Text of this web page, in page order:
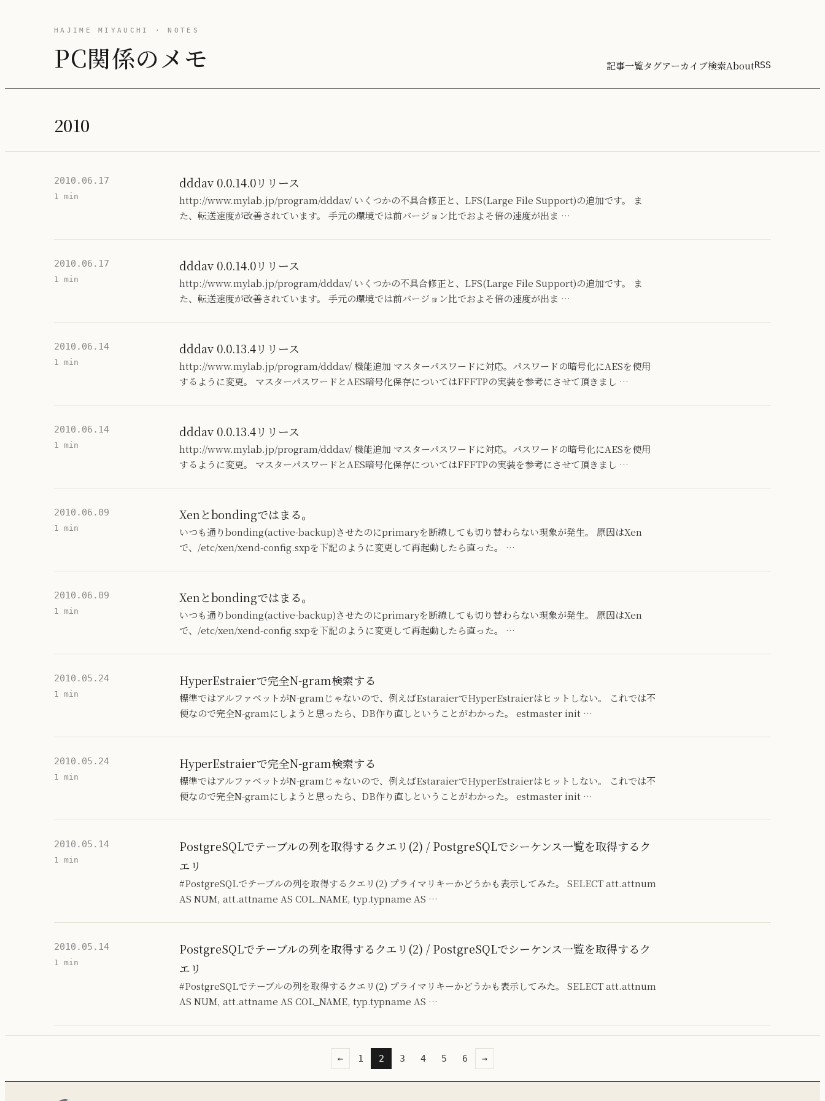
HAJIME MIYAUCHI · NOTES
PC関係のメモ 記事一覧タグアーカイブ検索AboutRSS
2010
2010.06.17
1 min
dddav 0.0.14.0リリース
http://www.mylab.jp/program/dddav/ いくつかの不具合修正と、LFS(Large File Support)の追加です。 ま
た、転送速度が改善されています。 手元の環境では前バージョン比でおよそ倍の速度が出ま …
2010.06.17
1 min
dddav 0.0.14.0リリース
http://www.mylab.jp/program/dddav/ いくつかの不具合修正と、LFS(Large File Support)の追加です。 ま
た、転送速度が改善されています。 手元の環境では前バージョン比でおよそ倍の速度が出ま …
2010.06.14
1 min
dddav 0.0.13.4リリース
http://www.mylab.jp/program/dddav/ 機能追加 マスターパスワードに対応。パスワードの暗号化にAESを使用
するように変更。 マスターパスワードとAES暗号化保存についてはFFFTPの実装を参考にさせて頂きまし …
2010.06.14
1 min
dddav 0.0.13.4リリース
http://www.mylab.jp/program/dddav/ 機能追加 マスターパスワードに対応。パスワードの暗号化にAESを使用
するように変更。 マスターパスワードとAES暗号化保存についてはFFFTPの実装を参考にさせて頂きまし …
2010.06.09
1 min
Xenとbondingではまる。
いつも通りbonding(active-backup)させたのにprimaryを断線しても切り替わらない現象が発生。 原因はXen
で、/etc/xen/xend-config.sxpを下記のように変更して再起動したら直った。 …
2010.06.09
1 min
Xenとbondingではまる。
いつも通りbonding(active-backup)させたのにprimaryを断線しても切り替わらない現象が発生。 原因はXen
で、/etc/xen/xend-config.sxpを下記のように変更して再起動したら直った。 …
2010.05.24
1 min
HyperEstraierで完全N-gram検索する
標準ではアルファベットがN-gramじゃないので、例えばEstaraierでHyperEstraierはヒットしない。 これでは不
便なので完全N-gramにしようと思ったら、DB作り直しということがわかった。 estmaster init …
2010.05.24
1 min
HyperEstraierで完全N-gram検索する
標準ではアルファベットがN-gramじゃないので、例えばEstaraierでHyperEstraierはヒットしない。 これでは不
便なので完全N-gramにしようと思ったら、DB作り直しということがわかった。 estmaster init …
2010.05.14
1 min
PostgreSQLでテーブルの列を取得するクエリ(2) / PostgreSQLでシーケンス一覧を取得するク
エリ
#PostgreSQLでテーブルの列を取得するクエリ(2) プライマリキーかどうかも表示してみた。 SELECT att.attnum
AS NUM, att.attname AS COL_NAME, typ.typname AS …
2010.05.14
1 min
PostgreSQLでテーブルの列を取得するクエリ(2) / PostgreSQLでシーケンス一覧を取得するク
エリ
#PostgreSQLでテーブルの列を取得するクエリ(2) プライマリキーかどうかも表示してみた。 SELECT att.attnum
AS NUM, att.attname AS COL_NAME, typ.typname AS …
← 1 2 3 4 5 6 →